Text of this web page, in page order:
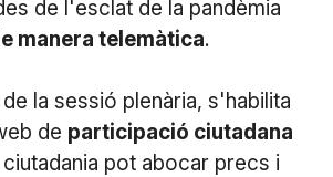
de l'esclat de la pandèmia
manera telemàtica.
la sessió plenària, s'habilita
de participació ciutadana
ciutadania pot abocar precs i